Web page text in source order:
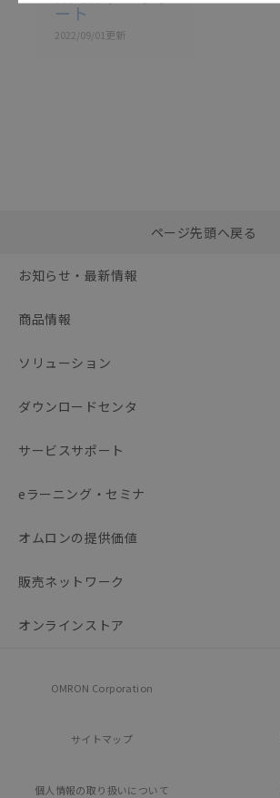
ート
2022/09/01更新
括ダウンロード
ページ先頭へ戻る
お知らせ・最新情報
商品情報
ソリューション
ダウンロードセンタ
サービスサポート
eラーニング・セミナ
オムロンの提供価値
販売ネットワーク
オンラインストア
OMRON Corporation
サイトマップ
個人情報の取り扱いについて